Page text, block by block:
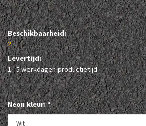
Beschikbaarheid:
2
Levertijd:
1 - 5 werkdagen productietijd
Neon kleur:*